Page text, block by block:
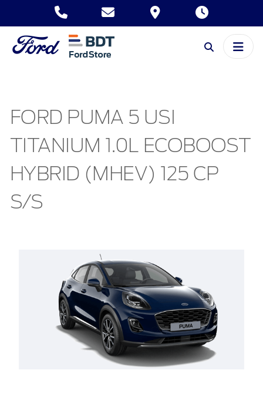
FORD PUMA 5 USI
TITANIUM 1.0L ECOBOOST
HYBRID (MHEV) 125 CP
S/S